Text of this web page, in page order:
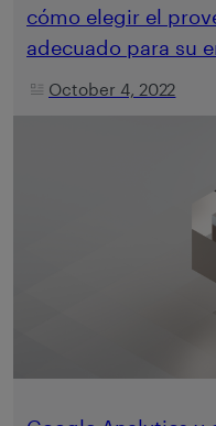
cómo elegir el
adecuado para su
October 4, 2022